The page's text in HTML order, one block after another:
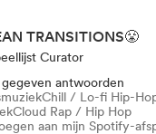
TRANSITIONS😤
Curator
antwoorden
Chill / Lo-fi Hip-
Cloud Rap / Hip Hop
aan mijn Spotify-